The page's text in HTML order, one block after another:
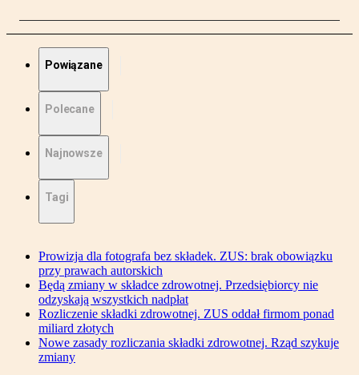
Powiązane
Polecane
Najnowsze
Tagi
Prowizja dla fotografa bez składek. ZUS: brak obowiązku
przy prawach autorskich
Będą zmiany w składce zdrowotnej. Przedsiębiorcy nie
odzyskają wszystkich nadpłat
Rozliczenie składki zdrowotnej. ZUS oddał firmom ponad
miliard złotych
Nowe zasady rozliczania składki zdrowotnej. Rząd szykuje
zmiany